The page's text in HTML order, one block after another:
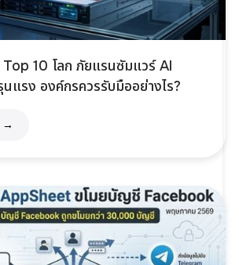
10 โลก ภัยแรนซัมแวร์ AI
แรง องค์กรควรรับมืออย่างไร?
→